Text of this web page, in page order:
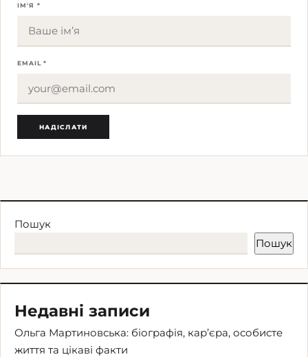
ІМ'Я *
EMAIL *
Пошук
Пошук
Недавні записи
Ольга Мартиновська: біографія, кар’єра, особисте
життя та цікаві факти